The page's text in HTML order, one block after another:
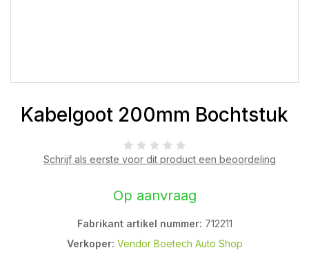
Kabelgoot 200mm Bochtstuk
Schrijf als eerste voor dit product een beoordeling
Op aanvraag
Fabrikant artikel nummer: 712211
Verkoper: Vendor Boetech Auto Shop